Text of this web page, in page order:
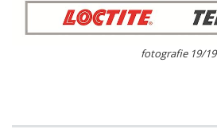
fotografie 19/19